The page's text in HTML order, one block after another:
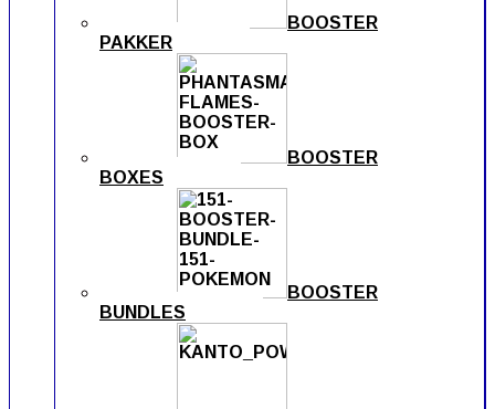
BOOSTER
PAKKER
BOOSTER
BOXES
BOOSTER
BUNDLES